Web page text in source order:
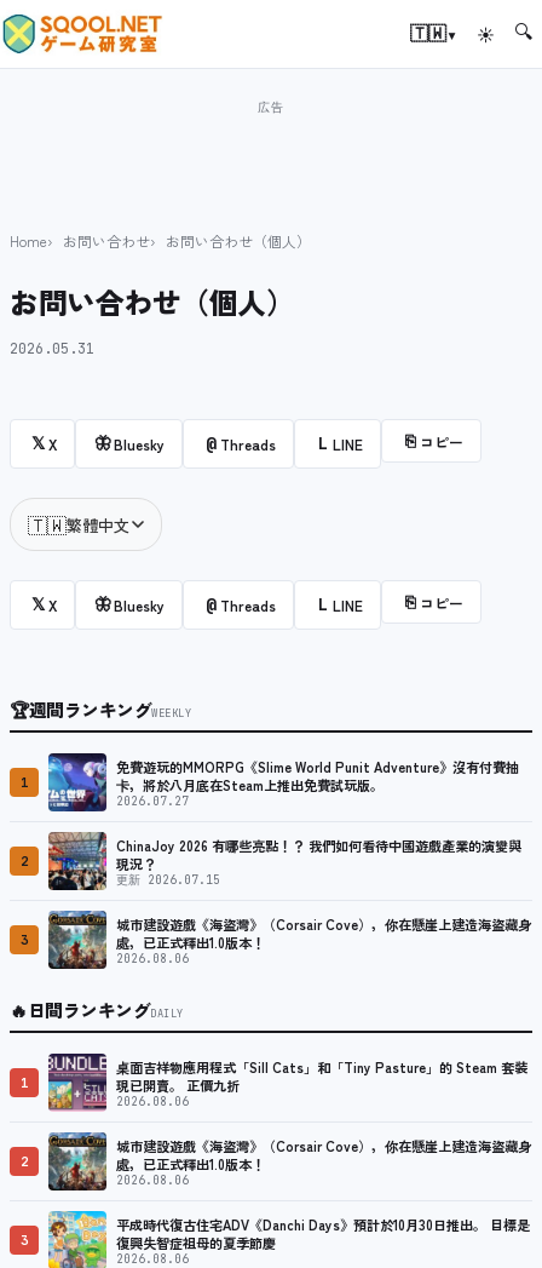
🇹🇼▾ ☀ 🔍
Home お問い合わせ お問い合わせ（個人）
お問い合わせ（個人）
2026.05.31
𝕏X 🦋Bluesky @ Threads L LINE ⎘ コピー
🇹🇼繁體中文
𝕏X 🦋Bluesky @ Threads L LINE ⎘ コピー
🏆週間ランキングWEEKLY
1
免費遊玩的MMORPG《Slime World Punit Adventure》沒有付費抽
卡，將於八月底在Steam上推出免費試玩版。
2026.07.27
2
ChinaJoy 2026 有哪些亮點！？ 我們如何看待中國遊戲產業的演變與
現況？
更新 2026.07.15
3
城市建設遊戲《海盜灣》（Corsair Cove），你在懸崖上建造海盜藏身
處，已正式釋出1.0版本！
2026.08.06
🔥日間ランキングDAILY
1
桌面吉祥物應用程式「Sill Cats」和「Tiny Pasture」的 Steam 套裝
現已開賣。 正價九折
2026.08.06
2
城市建設遊戲《海盜灣》（Corsair Cove），你在懸崖上建造海盜藏身
處，已正式釋出1.0版本！
2026.08.06
3
平成時代復古住宅ADV《Danchi Days》預計於10月30日推出。 目標是
復興失智症祖母的夏季節慶
2026.08.06